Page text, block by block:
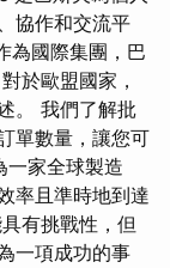
協作和交流平
為國際集團，巴
於歐盟國家，
。 我們了解批
單數量，讓您可
一家全球製造
率且準時地到達
有挑戰性，但
一項成功的事